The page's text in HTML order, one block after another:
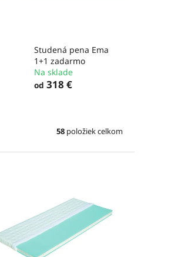
Studená pena Ema
1+1 zadarmo
Na sklade
od 318 €
58 položiek celkom